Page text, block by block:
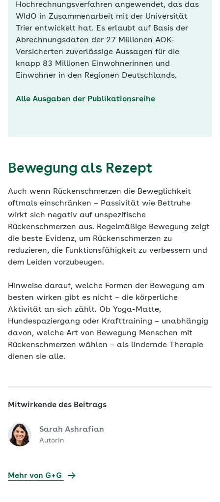
Hochrechnungsverfahren angewendet, das das
WIdO in Zusammenarbeit mit der Universität
Trier entwickelt hat. Es erlaubt auf Basis der
Abrechnungsdaten der 27 Millionen AOK-
Versicherten zuverlässige Aussagen für die
knapp 83 Millionen Einwohnerinnen und
Einwohner in den Regionen Deutschlands.
Alle Ausgaben der Publikationsreihe
Bewegung als Rezept
Auch wenn Rückenschmerzen die Beweglichkeit
oftmals einschränken – Passivität wie Bettruhe
wirkt sich negativ auf unspezifische
Rückenschmerzen aus. Regelmäßige Bewegung zeigt
die beste Evidenz, um Rückenschmerzen zu
reduzieren, die Funktionsfähigkeit zu verbessern und
dem Leiden vorzubeugen.
Hinweise darauf, welche Formen der Bewegung am
besten wirken gibt es nicht – die körperliche
Aktivität an sich zählt. Ob Yoga-Matte,
Hundespaziergang oder Krafttraining – unabhängig
davon, welche Art von Bewegung Menschen mit
Rückenschmerzen wählen – als lindernde Therapie
dienen sie alle.
Mitwirkende des Beitrags
Sarah Ashrafian
Autorin
Mehr von G+G